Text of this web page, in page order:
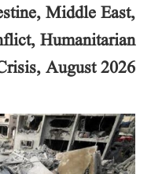
Middle East,
Humanitarian
August 2026